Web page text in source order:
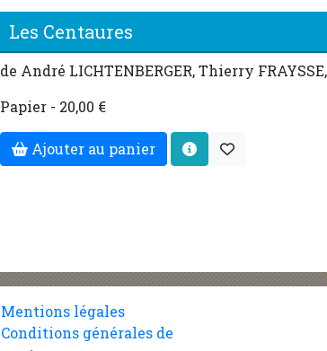
Les Centaures
de André LICHTENBERGER, Thierry
Papier - 20,00 €
Ajouter au panier
Mentions légales
Conditions générales de